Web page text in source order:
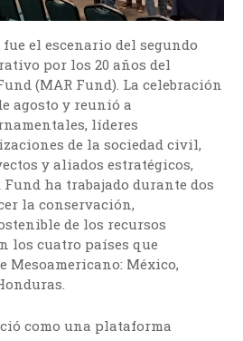
el escenario del segundo
por los 20 años del
(MAR Fund). La celebración
agosto y reunió a
líderes
de la sociedad civil,
y aliados estratégicos,
ha trabajado durante dos
la conservación,
de los recursos
los cuatro países que
Mesoamericano: México,
como una plataforma